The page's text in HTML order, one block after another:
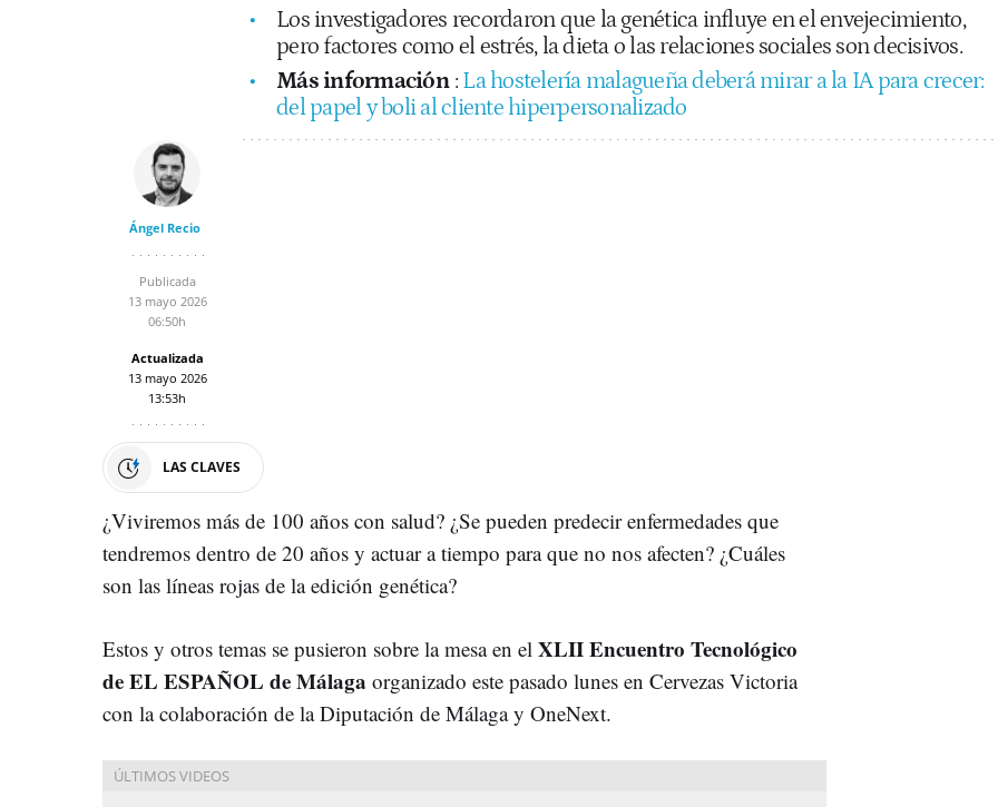
Los investigadores recordaron que la genética influye en el envejecimiento,
pero factores como el estrés, la dieta o las relaciones sociales son decisivos.
Más información : La hostelería malagueña deberá mirar a la IA para crecer:
del papel y boli al cliente hiperpersonalizado
Ángel Recio
Publicada
13 mayo 2026
06:50h
Actualizada
13 mayo 2026
13:53h
LAS CLAVES
¿Viviremos más de 100 años con salud? ¿Se pueden predecir enfermedades que
tendremos dentro de 20 años y actuar a tiempo para que no nos afecten? ¿Cuáles
son las líneas rojas de la edición genética?
Estos y otros temas se pusieron sobre la mesa en el XLII Encuentro Tecnológico
de EL ESPAÑOL de Málaga organizado este pasado lunes en Cervezas Victoria
con la colaboración de la Diputación de Málaga y OneNext.